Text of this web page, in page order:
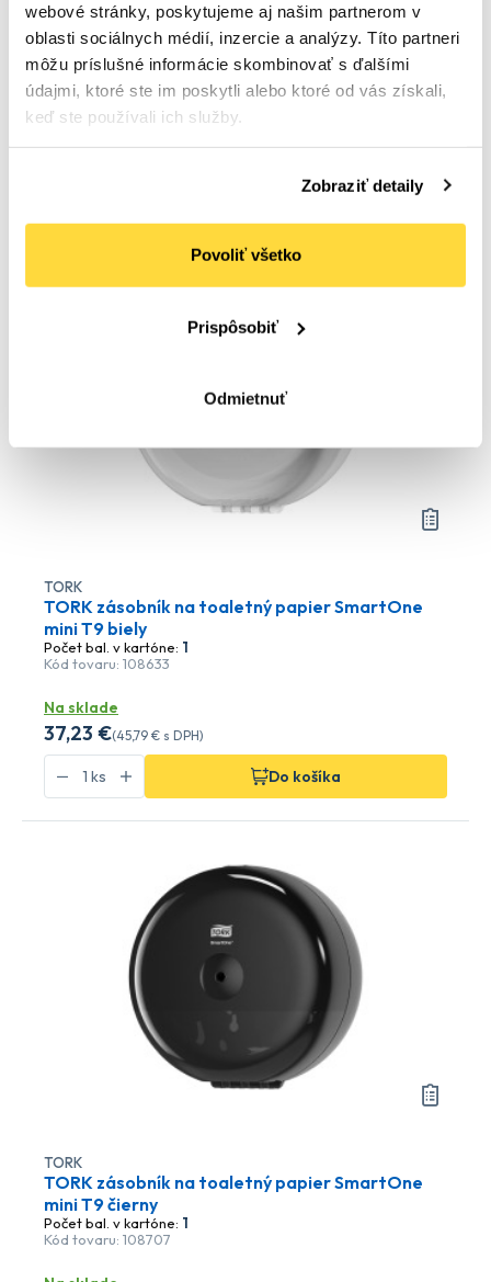
webové stránky, poskytujeme aj našim partnerom v
oblasti sociálnych médií, inzercie a analýzy. Títo partneri
môžu príslušné informácie skombinovať s ďalšími
údajmi, ktoré ste im poskytli alebo ktoré od vás získali,
keď ste používali ich služby.
Zobraziť detaily
Povoliť všetko
Prispôsobiť
Odmietnuť
TORK
TORK zásobník na toaletný papier SmartOne
biely
Počet bal. v kartóne:1
Kód tovaru: 106939
Na objednávku
TORK
TORK zásobník na toaletný papier SmartOne
mini T9 biely
Počet bal. v kartóne: 1
Kód tovaru: 108633
Na sklade
37,23 €(45,79 € s DPH)
Do košíka
TORK
TORK zásobník na toaletný papier SmartOne
mini T9 čierny
Počet bal. v kartóne: 1
Kód tovaru: 108707